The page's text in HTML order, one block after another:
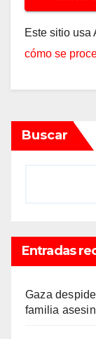
Este sitio usa
cómo se
Buscar
Entradas
Gaza
familia